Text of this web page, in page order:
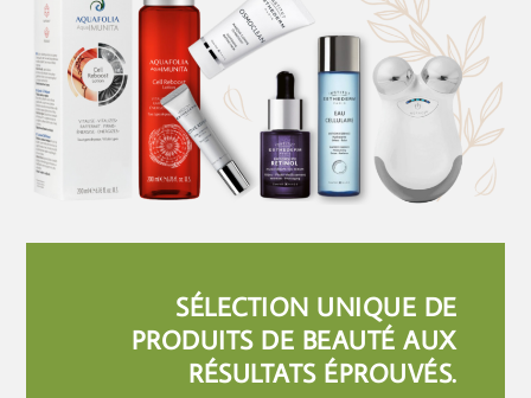
SÉLECTION UNIQUE DE
PRODUITS DE BEAUTÉ AUX
RÉSULTATS ÉPROUVÉS.